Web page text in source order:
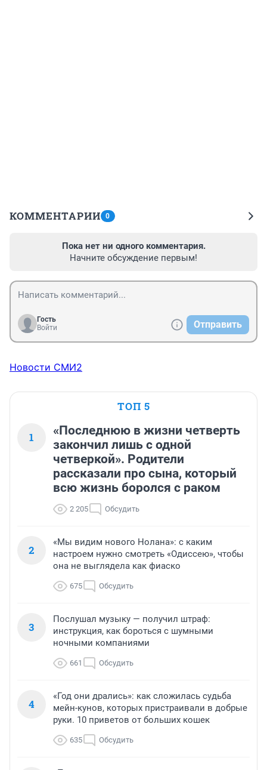
КОММЕНТАРИИ 0
Пока нет ни одного комментария.
Начните обсуждение первым!
Гость
Войти
Отправить
Новости СМИ2
ТОП 5
1
«Последнюю в жизни четверть
закончил лишь с одной
четверкой». Родители
рассказали про сына, который
всю жизнь боролся с раком
2 205 Обсудить
2
«Мы видим нового Нолана»: с каким
настроем нужно смотреть «Одиссею», чтобы
она не выглядела как фиаско
675 Обсудить
3
Послушал музыку — получил штраф:
инструкция, как бороться с шумными
ночными компаниями
661 Обсудить
4
«Год они дрались»: как сложилась судьба
мейн-кунов, которых пристраивали в добрые
руки. 10 приветов от больших кошек
635 Обсудить